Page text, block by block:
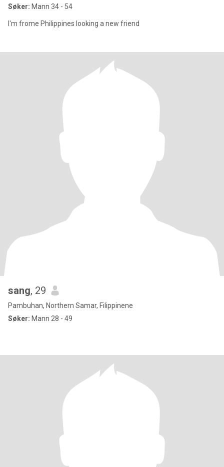
Søker: Mann 34 - 54
I'm frome Philippines looking a new friend
sang, 29
Pambuhan, Northern Samar, Filippinene
Søker: Mann 28 - 49